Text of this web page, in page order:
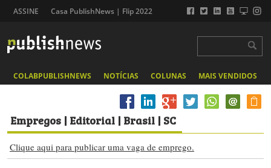
ASSINE Casa PublishNews | Flip 2022
COLABPUBLISHNEWS NOTÍCIAS COLUNAS MAIS VENDIDOS
Empregos | Editorial | Brasil | SC
Clique aqui para publicar uma vaga de emprego.